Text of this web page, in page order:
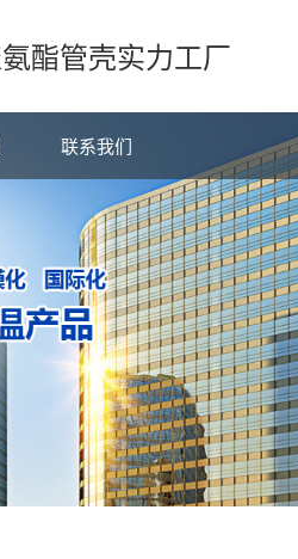
酯管壳实力工厂
联系我们